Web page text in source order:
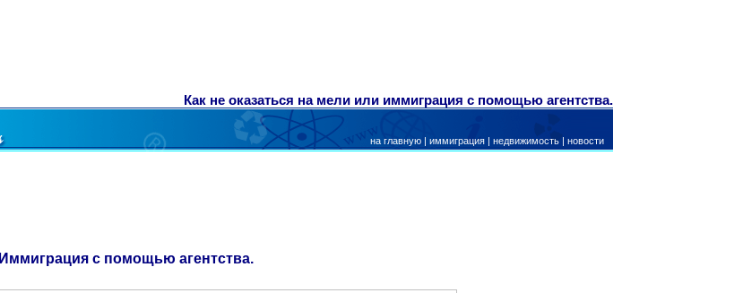
Как не оказаться на мели или иммиграция с помощью агентства.
на главную | иммиграция | недвижимость | новости
Иммиграция с помощью агентства.